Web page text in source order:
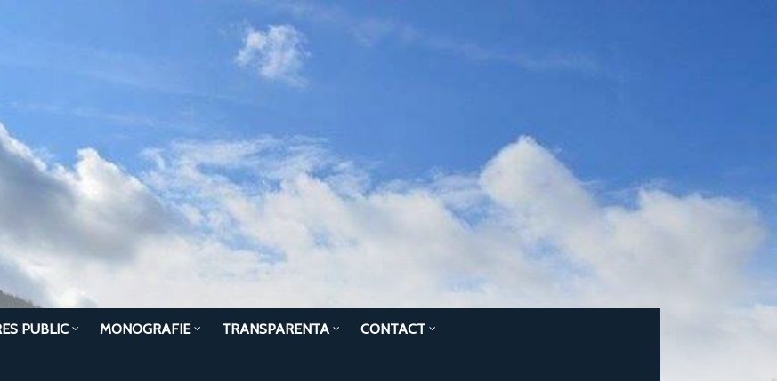
PUBLIC MONOGRAFIE TRANSPARENTA CONTACT